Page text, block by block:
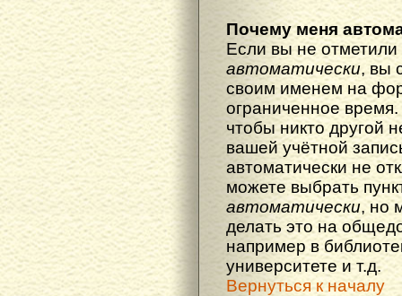
Почему меня
Если вы не отметили
автоматически, вы
своим именем на
ограниченное
чтобы никто другой
вашей учётной
автоматически не
можете выбрать
автоматически, но
делать это на
например в
университете и т.д.
Вернуться к началу